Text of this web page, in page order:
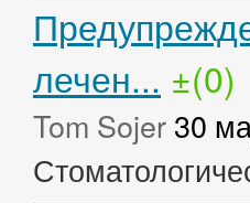
лечен... ±(0)
Tom Sojer 30